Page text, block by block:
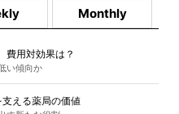
Monthly
費用対効果は？
い傾向か
える薬局の価値